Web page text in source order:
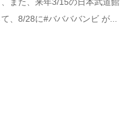
、8/28に#ババババンビ が...